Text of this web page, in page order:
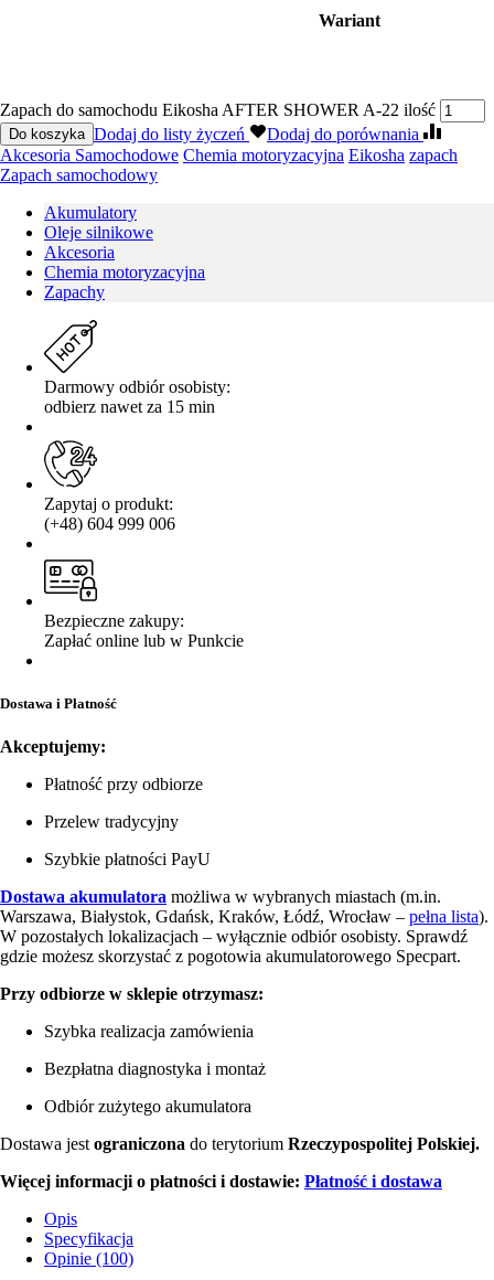
Wariant
Zapach do samochodu Eikosha AFTER SHOWER A-22 ilość
Do koszyka Dodaj do listy życzeń
Dodaj do porównania
Akcesoria Samochodowe Chemia motoryzacyjna Eikosha zapach
Zapach samochodowy
Akumulatory
Oleje silnikowe
Akcesoria
Chemia motoryzacyjna
Zapachy
Darmowy odbiór osobisty:
odbierz nawet za 15 min
Zapytaj o produkt:
(+48) 604 999 006
Bezpieczne zakupy:
Zapłać online lub w Punkcie
Dostawa i Płatność
Akceptujemy:
Płatność przy odbiorze
Przelew tradycyjny
Szybkie płatności PayU
Dostawa akumulatora możliwa w wybranych miastach (m.in.
Warszawa, Białystok, Gdańsk, Kraków, Łódź, Wrocław – pełna lista).
W pozostałych lokalizacjach – wyłącznie odbiór osobisty. Sprawdź
gdzie możesz skorzystać z pogotowia akumulatorowego Specpart.
Przy odbiorze w sklepie otrzymasz:
Szybka realizacja zamówienia
Bezpłatna diagnostyka i montaż
Odbiór zużytego akumulatora
Dostawa jest ograniczona do terytorium Rzeczypospolitej Polskiej.
Więcej informacji o płatności i dostawie: Płatność i dostawa
Opis
Specyfikacja
Opinie (100)